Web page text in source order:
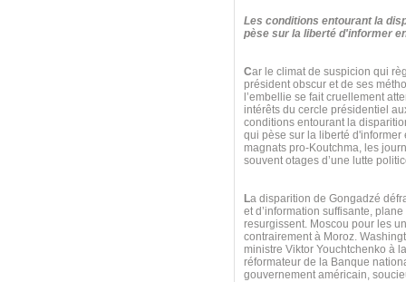
Les conditions entourant la
pèse sur la liberté d'informer
Car le climat de suspicion qui
président obscur et de ses
l’embellie se fait cruellement
intérêts du cercle présidentiel
conditions entourant la
qui pèse sur la liberté
magnats pro-Koutchma, les
souvent otages d’une lutte
La disparition de Gongadzé
et d’information suffisante,
resurgissent. Moscou pour les
contrairement à Moroz.
ministre Viktor Youchtchenko à
réformateur de la Banque
gouvernement américain,